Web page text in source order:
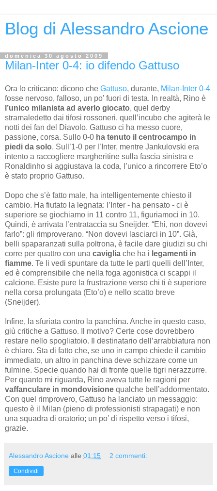
Blog di Alessandro Ascione
domenica 30 agosto 2009
Milan-Inter 0-4: io difendo Gattuso
Ora lo criticano: dicono che Gattuso, durante, Milan-Inter 0-4
fosse nervoso, falloso, un po’ fuori di testa. In realtà, Rino è
l’unico milanista ad averlo giocato, quel derby
stramaledetto dai tifosi rossoneri, quell’incubo che agiterà le
notti dei fan del Diavolo. Gattuso ci ha messo cuore,
passione, corsa. Sullo 0-0 ha tenuto il centrocampo in
piedi da solo. Sull’1-0 per l’Inter, mentre Jankulovski era
intento a raccogliere margheritine sulla fascia sinistra e
Ronaldinho si aggiustava la coda, l’unico a rincorrere Eto’o
è stato proprio Gattuso.
Dopo che s’è fatto male, ha intelligentemente chiesto il
cambio. Ha fiutato la legnata: l’Inter - ha pensato - ci è
superiore se giochiamo in 11 contro 11, figuriamoci in 10.
Quindi, è arrivata l’entrataccia su Sneijder. “Ehi, non dovevi
farlo”: gli rimproverano. “Non dovevi lasciarci in 10”. Già,
belli spaparanzati sulla poltrona, è facile dare giudizi su chi
corre per quattro con una caviglia che ha i legamenti in
fiamme. Te li vedi spuntare da tutte le parti quelli dell’Inter,
ed è comprensibile che nella foga agonistica ci scappi il
calcione. Esiste pure la frustrazione verso chi ti è superiore
nella corsa prolungata (Eto’o) e nello scatto breve
(Sneijder).
Infine, la sfuriata contro la panchina. Anche in questo caso,
giù critiche a Gattuso. Il motivo? Certe cose dovrebbero
restare nello spogliatoio. Il destinatario dell’arrabbiatura non
è chiaro. Sta di fatto che, se uno in campo chiede il cambio
immediato, un altro in panchina deve schizzare come un
fulmine. Specie quando hai di fronte quelle tigri nerazzurre.
Per quanto mi riguarda, Rino aveva tutte le ragioni per
vaffanculare in mondovisione qualche bell’addormentato.
Con quel rimprovero, Gattuso ha lanciato un messaggio:
questo è il Milan (pieno di professionisti strapagati) e non
una squadra di oratorio; un po’ di rispetto verso i tifosi,
grazie.
Alessandro Ascione alle 01:15 2 commenti:
Condividi